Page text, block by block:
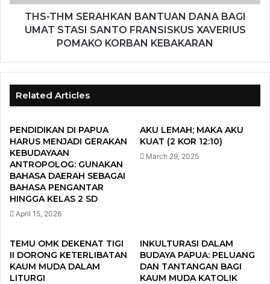
THS-THM SERAHKAN BANTUAN DANA BAGI
UMAT STASI SANTO FRANSISKUS XAVERIUS
POMAKO KORBAN KEBAKARAN
Related Articles
PENDIDIKAN DI PAPUA
HARUS MENJADI GERAKAN
KEBUDAYAAN
ANTROPOLOG: GUNAKAN
BAHASA DAERAH SEBAGAI
BAHASA PENGANTAR
HINGGA KELAS 2 SD
April 15, 2026
AKU LEMAH; MAKA AKU
KUAT (2 KOR 12:10)
March 29, 2025
TEMU OMK DEKENAT TIGI
II DORONG KETERLIBATAN
KAUM MUDA DALAM
LITURGI
INKULTURASI DALAM
BUDAYA PAPUA: PELUANG
DAN TANTANGAN BAGI
KAUM MUDA KATOLIK